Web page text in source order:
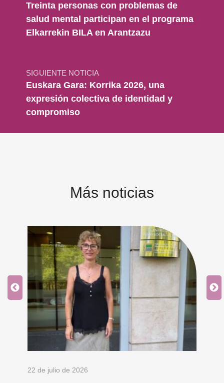
Treinta personas con problemas de
salud mental participan en el programa
Elkarrekin BILA en Arantzazu
SIGUIENTE NOTICIA
Euskara Gara: Korrika 2026, una
expresión colectiva de identidad y
compromiso
Más noticias
22 de julio de 2026